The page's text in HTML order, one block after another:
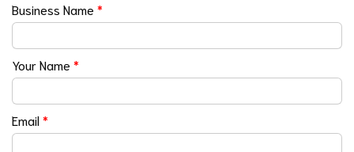
Business Name *
Your Name *
Email*